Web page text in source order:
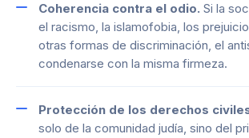
Coherencia contra el odio. Si la
el racismo, la islamofobia, los
otras formas de discriminación, el
condenarse con la misma firmeza.
Protección de los derechos
solo de la comunidad judía, sino del